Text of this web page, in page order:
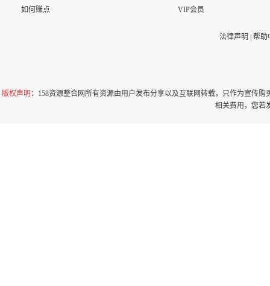
如何赚点 VIP会员
法律声明 帮助
版权声明 ：158资源整合网所有资源由用户发布分享以及互联网转载，只作为宣传
相关费用，您若